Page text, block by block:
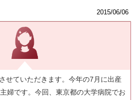
2015/06/06
せていただきます。今年の7月に出産
婦です。今回、東京都の大学病院でお